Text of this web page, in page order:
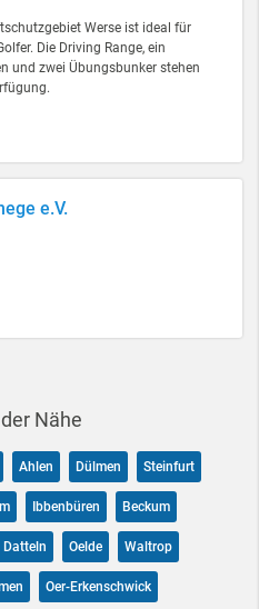
Werse ist ideal für
Die Driving Range, ein
und zwei Übungsbunker stehen
e.V.
Nähe
Ahlen Dülmen Steinfurt
Ibbenbüren Beckum
Datteln Oelde Waltrop
Oer-Erkenschwick